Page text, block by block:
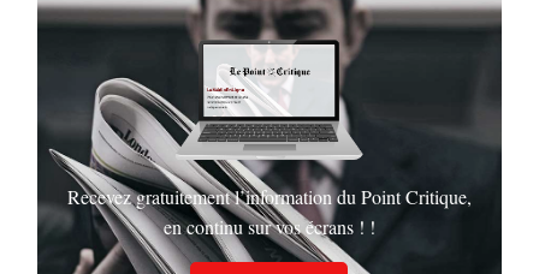
Recevez gratuitement l’information du Point Critique,
en continu sur vos écrans ! !